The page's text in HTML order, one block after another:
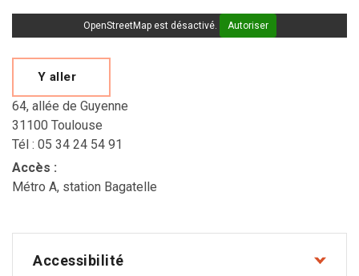
OpenStreetMap est désactivé. Autoriser
Y aller
64, allée de Guyenne
31100 Toulouse
Tél : 05 34 24 54 91
Accès :
Métro A, station Bagatelle
Accessibilité